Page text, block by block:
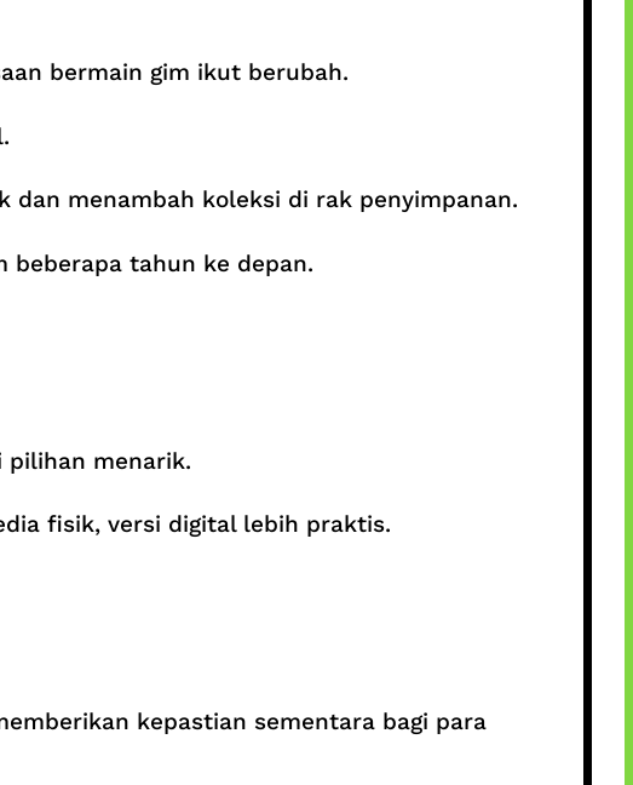
bermain gim ikut berubah.
dan menambah koleksi di rak penyimpanan.
beberapa tahun ke depan.
menarik.
fisik, versi digital lebih praktis.
kepastian sementara bagi para